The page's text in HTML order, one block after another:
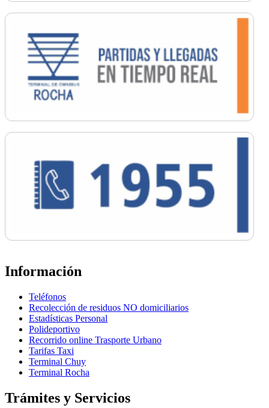
Información
Teléfonos
Recolección de residuos NO domiciliarios
Estadísticas Personal
Polideportivo
Recorrido online Trasporte Urbano
Tarifas Taxi
Terminal Chuy
Terminal Rocha
Trámites y Servicios